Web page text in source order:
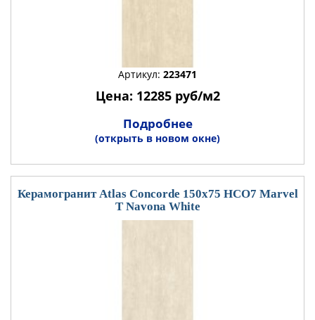
Артикул: 223471
Цена: 12285 руб/м2
Подробнее
(открыть в новом окне)
Керамогранит Atlas Concorde 150x75 HCO7 Marvel
T Navona White